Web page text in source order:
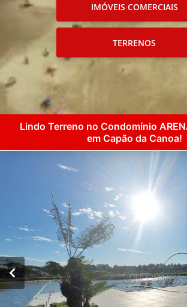
IMÓVEIS COMERCIAIS
TERRENOS
Lindo Terreno no Condomínio
em Capão da Canoa!